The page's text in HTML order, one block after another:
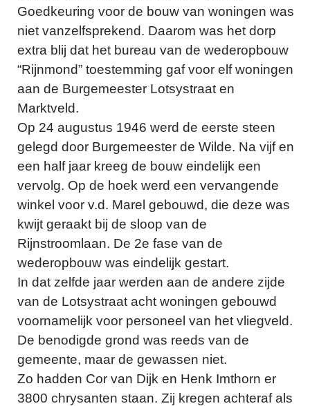
Goedkeuring voor de bouw van woningen was
niet vanzelfsprekend. Daarom was het dorp
extra blij dat het bureau van de wederopbouw
“Rijnmond” toestemming gaf voor elf woningen
aan de Burgemeester Lotsystraat en
Marktveld.
Op 24 augustus 1946 werd de eerste steen
gelegd door Burgemeester de Wilde. Na vijf en
een half jaar kreeg de bouw eindelijk een
vervolg. Op de hoek werd een vervangende
winkel voor v.d. Marel gebouwd, die deze was
kwijt geraakt bij de sloop van de
Rijnstroomlaan. De 2e fase van de
wederopbouw was eindelijk gestart.
In dat zelfde jaar werden aan de andere zijde
van de Lotsystraat acht woningen gebouwd
voornamelijk voor personeel van het vliegveld.
De benodigde grond was reeds van de
gemeente, maar de gewassen niet.
Zo hadden Cor van Dijk en Henk Imthorn er
3800 chrysanten staan. Zij kregen achteraf als